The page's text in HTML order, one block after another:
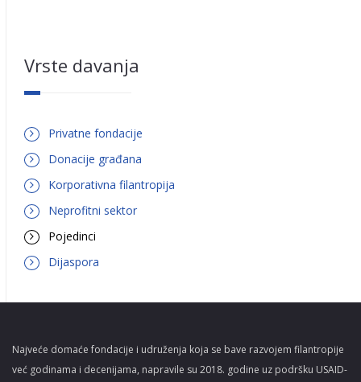
Vrste davanja
Privatne fondacije
Donacije građana
Korporativna filantropija
Neprofitni sektor
Pojedinci
Dijaspora
Najveće domaće fondacije i udruženja koja se bave razvojem filantropije
već godinama i decenijama, napravile su 2018. godine uz podršku USAID-